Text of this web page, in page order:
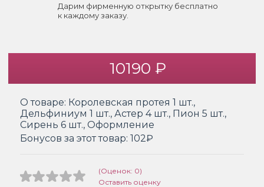
Дарим фирменную открытку бесплатно
к каждому заказу.
10190 ₽
О товаре: Королевская протея 1 шт.,
Дельфиниум 1 шт., Астер 4 шт., Пион 5 шт.,
Сирень 6 шт., Оформление
Бонусов за этот товар: 102₽
(Оценок: 0)
Оставить оценку